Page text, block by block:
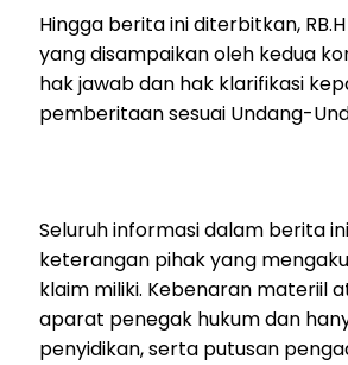
Hingga berita ini diterbitkan,
yang disampaikan oleh kedua
hak jawab dan hak klarifikasi
pemberitaan sesuai Undang-
Seluruh informasi dalam berita
keterangan pihak yang
klaim miliki. Kebenaran materiil
aparat penegak hukum dan
penyidikan, serta putusan